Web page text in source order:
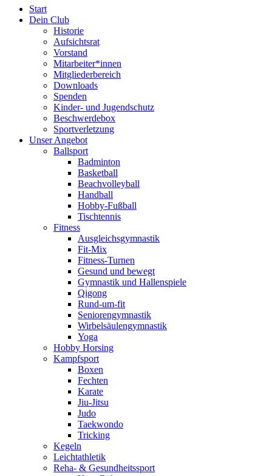
Start
Dein Club
Historie
Aufsichtsrat
Vorstand
Mitarbeiter*innen
Mitgliederbereich
Downloads
Spenden
Kinder- und Jugendschutz
Beschwerdebox
Sportverletzung
Unser Angebot
Ballsport
Badminton
Basketball
Beachvolleyball
Handball
Hobby-Fußball
Tischtennis
Fitness
Ausgleichsgymnastik
Fit-Mix
Fitness-Turnen
Gesund und bewegt
Gymnastik und Hallenspiele
Qigong
Rund-um-fit
Seniorengymnastik
Wirbelsäulengymnastik
Yoga
Hobby Horsing
Kampfsport
Boxen
Fechten
Karate
Jiu-Jitsu
Judo
Taekwondo
Tricking
Kegeln
Leichtathletik
Reha- & Gesundheitssport